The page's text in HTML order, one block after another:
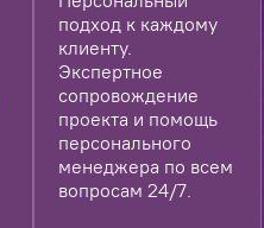
подход к каждому
клиенту.
Экспертное
сопровождение
проекта и помощь
персонального
менеджера по всем
вопросам 24/7.